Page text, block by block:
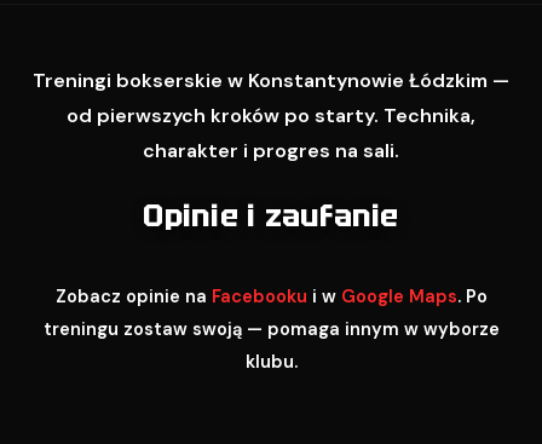
Treningi bokserskie w Konstantynowie Łódzkim —
od pierwszych kroków po starty. Technika,
charakter i progres na sali.
Opinie i zaufanie
Zobacz opinie na Facebooku i w Google Maps. Po
treningu zostaw swoją — pomaga innym w wyborze
klubu.